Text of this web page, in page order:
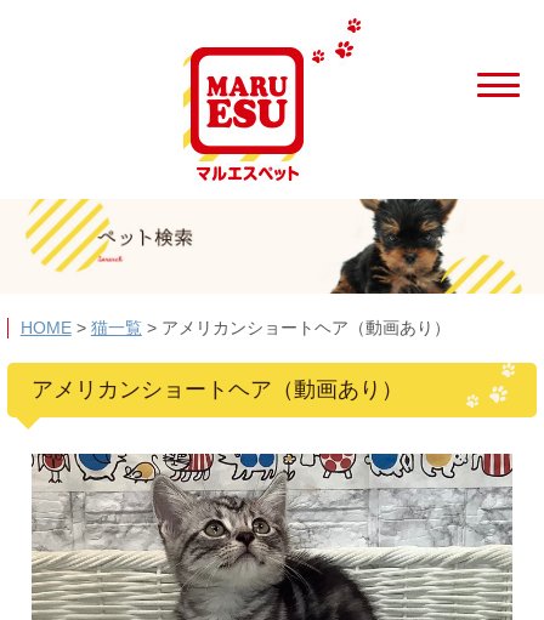
HOME> 猫一覧 > アメリカンショートヘア（動画あり）
アメリカンショートヘア（動画あり）